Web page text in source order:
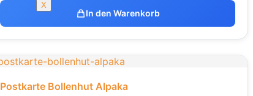
X
In den Warenkorb
Postkarte Bollenhut Alpaka